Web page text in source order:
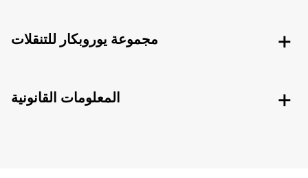
مجموعة يوروبكار للتنقلات
المعلومات القانونية